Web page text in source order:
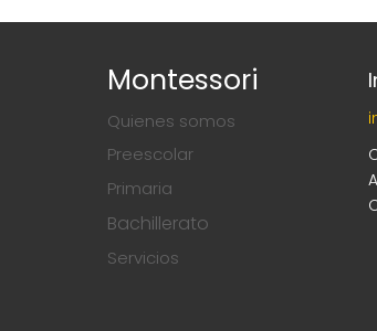
Montessori
Quienes somos
Preescolar
Primaria
Bachillerato
Servicios